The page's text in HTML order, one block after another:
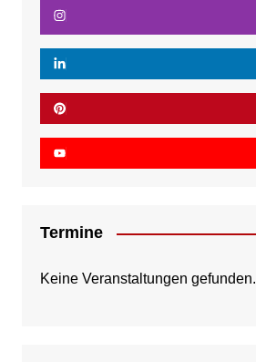
Termine
Keine Veranstaltungen gefunden.